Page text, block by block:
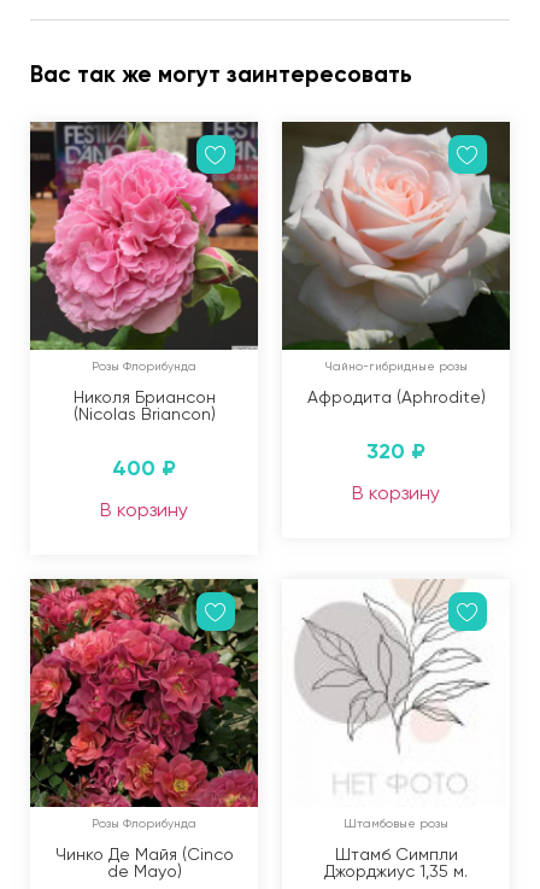
Вас так же могут заинтересовать
Розы Флорибунда
Николя Бриансон
(Nicolas Briancon)
400 ₽
В корзину
Чайно-гибридные розы
Афродита (Aphrodite)
320 ₽
В корзину
Розы Флорибунда
Чинко Де Майя (Cinco
de Mayo)
Штамбовые розы
Штамб Симпли
Джорджиус 1,35 м.